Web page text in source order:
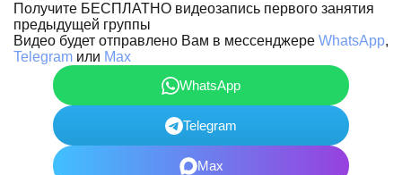
Получите БЕСПЛАТНО видеозапись первого занятия
предыдущей группы
Видео будет отправлено Вам в мессенджере WhatsApp,
Telegram или Max
WhatsApp
Telegram
Max